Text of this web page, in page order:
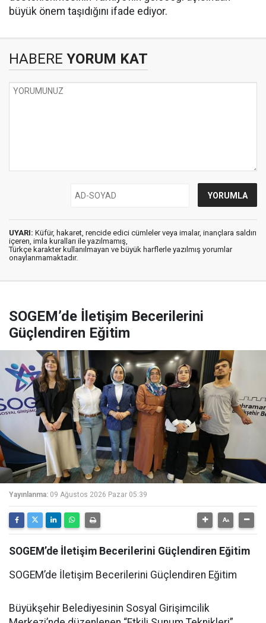
büyük önem taşıdığını ifade ediyor.
HABERE YORUM KAT
UYARI: Küfür, hakaret, rencide edici cümleler veya imalar, inançlara saldırı
içeren, imla kuralları ile yazılmamış,
Türkçe karakter kullanılmayan ve büyük harflerle yazılmış yorumlar
onaylanmamaktadır.
SOGEM’de İletişim Becerilerini
Güçlendiren Eğitim
Yayınlanma: 09 Ağustos 2026 Pazar 05:39
SOGEM’de İletişim Becerilerini Güçlendiren Eğitim
SOGEM’de İletişim Becerilerini Güçlendiren Eğitim
Büyükşehir Belediyesinin Sosyal Girişimcilik